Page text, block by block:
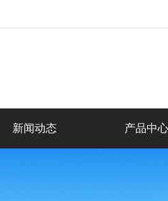
新闻动态 产品中心